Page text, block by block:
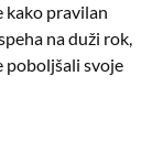
kako pravilan
na duži rok,
poboljšali svoje